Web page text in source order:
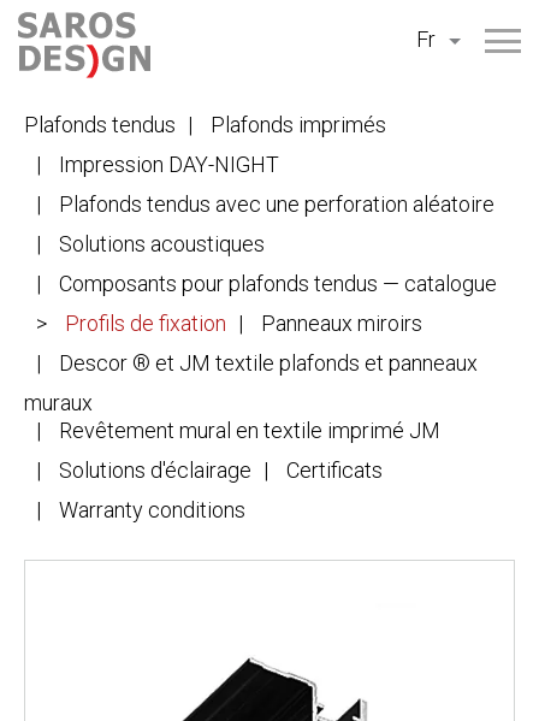
Aller
au
contenu
Fr
Plafonds tendus
Plafonds imprimés
Impression DAY-NIGHT
Plafonds tendus avec une perforation aléatoire
Solutions acoustiques
Composants pour plafonds tendus — catalogue
Profils de fixation
Panneaux miroirs
Descor ® et JM textile plafonds et panneaux
muraux
Revêtement mural en textile imprimé JM
Solutions d'éclairage
Certificats
Warranty conditions